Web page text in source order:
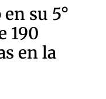
su 5°
190
en la